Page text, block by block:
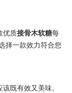
优质接骨木软糖每
择一款效力符合您
既有效又美味。